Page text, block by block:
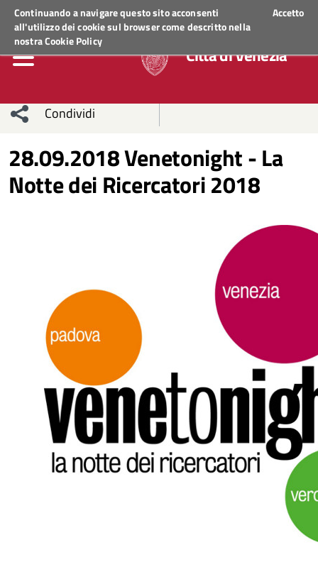
Continuando a navigare questo sito acconsenti
all'utilizzo dei cookie sul browser come descritto nella
nostraCookie Policy
Accetto
Regione Veneto ACCEDI AI SERVIZI
Città di Venezia
Condividi
sui social
Condividi
Condividi
su
Condividi
Whatsapp
28.09.2018 Venetonight - La
Notte dei Ricercatori 2018